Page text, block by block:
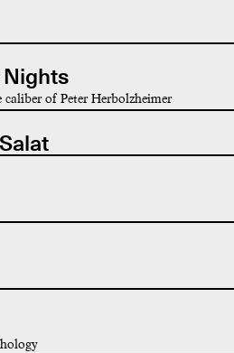
Nights
of Peter Herbolzheimer